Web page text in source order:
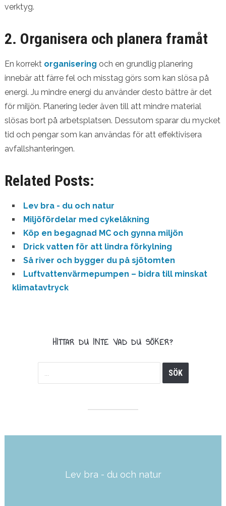
verktyg.
2. Organisera och planera framåt
En korrekt organisering och en grundlig planering
innebär att färre fel och misstag görs som kan slösa på
energi. Ju mindre energi du använder desto bättre är det
för miljön. Planering leder även till att mindre material
slösas bort på arbetsplatsen. Dessutom sparar du mycket
tid och pengar som kan användas för att effektivisera
avfallshanteringen.
Related Posts:
Lev bra - du och natur
Miljöfördelar med cykelåkning
Köp en begagnad MC och gynna miljön
Drick vatten för att lindra förkylning
Så river och bygger du på sjötomten
Luftvattenvärmepumpen – bidra till minskat
klimatavtryck
HITTAR DU INTE VAD DU SÖKER?
Lev bra - du och natur
Läs mer här